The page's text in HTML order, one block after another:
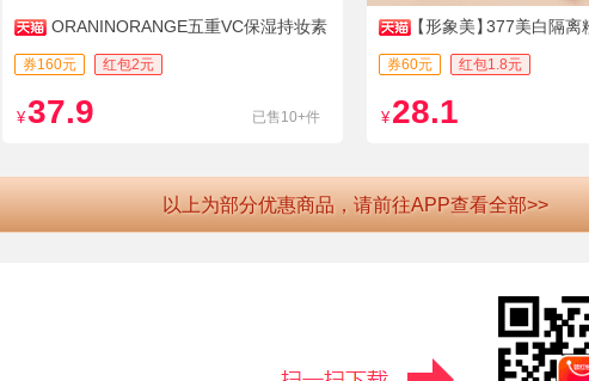
ORANINORANGE五重VC保湿持妆素
颜霜
券160元 红包2元
¥37.9 已售10+件
【形象美】377美白隔离
券60元 红包1.8元
¥ 28.1
以上为部分优惠商品，请前往APP查看全部>>